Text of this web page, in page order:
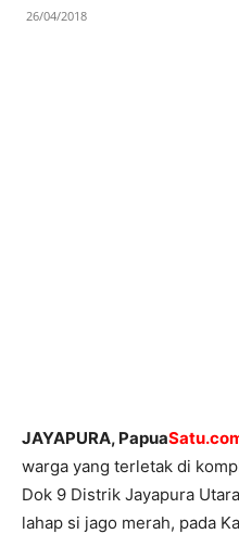
26/04/2018
JAYAPURA, Papua
warga yang terletak di
Dok 9 Distrik Jayapura
lahap si jago merah, pada